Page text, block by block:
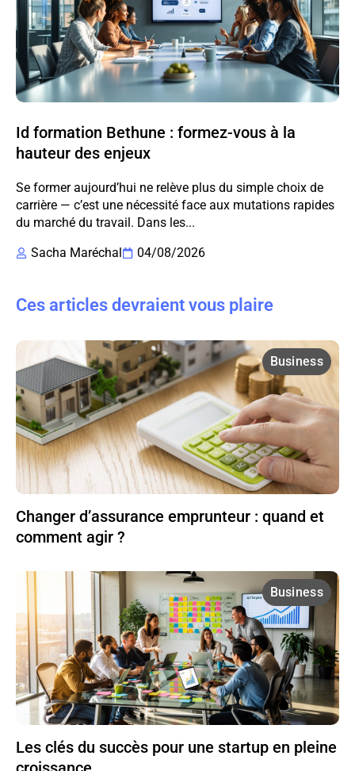
Id formation Bethune : formez-vous à la
hauteur des enjeux
Se former aujourd’hui ne relève plus du simple choix de
carrière — c’est une nécessité face aux mutations rapides
du marché du travail. Dans les...
Sacha Maréchal
04/08/2026
Ces articles devraient vous plaire
Business
Changer d’assurance emprunteur : quand et
comment agir ?
Business
Les clés du succès pour une startup en pleine